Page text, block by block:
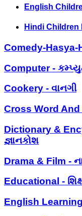
English
Hindi Children
Comedy-Hasya-
Computer -
Cookery - વાનગી
Cross Word And
Dictionary &
જ્ઞાનકોશ
Drama & Film -
Educational -
English